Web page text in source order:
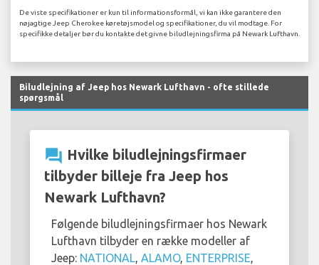
De viste specifikationer er kun til informationsformål, vi kan ikke garantere den
nøjagtige Jeep Cherokee køretøjsmodel og specifikationer, du vil modtage. For
specifikke detaljer bør du kontakte det givne biludlejningsfirma på Newark Lufthavn.
Biludlejning af Jeep hos Newark Lufthavn - ofte stillede
spørgsmål
question_answer Hvilke biludlejningsfirmaer
tilbyder billeje fra Jeep hos
Newark Lufthavn?
Følgende biludlejningsfirmaer hos Newark
Lufthavn tilbyder en række modeller af
Jeep: NATIONAL, ALAMO, ENTERPRISE,